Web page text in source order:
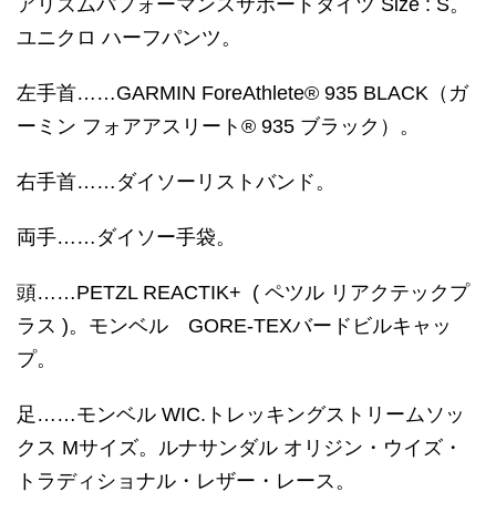
アリズムパフォーマンスサポートタイツ Size : S。
ユニクロ ハーフパンツ。
左手首……GARMIN ForeAthlete® 935 BLACK（ガ
ーミン フォアアスリート® 935 ブラック）。
右手首……ダイソーリストバンド。
両手……ダイソー手袋。
頭……PETZL REACTIK+ ( ペツル リアクテックプ
ラス )。モンベル GORE-TEXバードビルキャッ
プ。
足……モンベル WIC.トレッキングストリームソッ
クス Mサイズ。ルナサンダル オリジン・ウイズ・
トラディショナル・レザー・レース。